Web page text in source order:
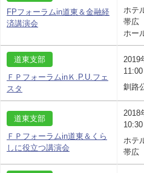
FPフォーラムin道東＆金融経
済講演会
ホテ
帯広
ホー
道東支部
ＦＰフォーラムinＫ.P.U.フェ
スタ
2019
釧路
道東支部
ＦＰフォーラムin道東＆くら
しに役立つ講演会
2018
ホテ
帯広